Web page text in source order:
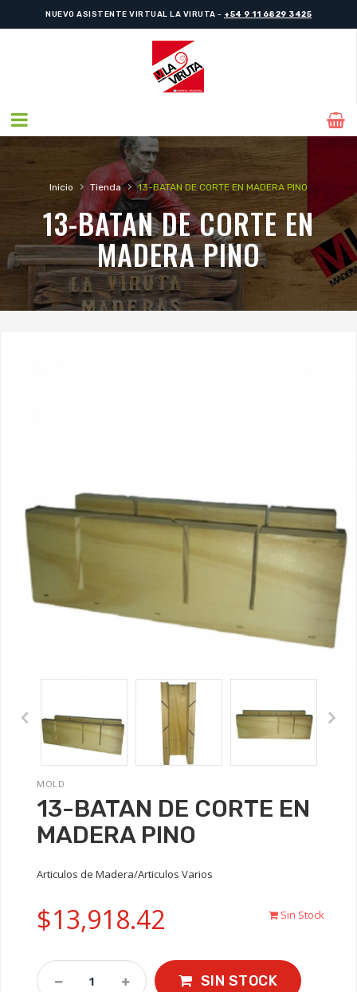
NUEVO ASISTENTE VIRTUAL LA VIRUTA - +54 9 11 6829 3425
Inicio › Tienda › 13-BATAN DE CORTE EN MADERA PINO
13-BATAN DE CORTE EN
MADERA PINO
MOLD
13-BATAN DE CORTE EN
MADERA PINO
Articulos de Madera/Articulos Varios
Sin Stock
$13,918.42
SIN STOCK